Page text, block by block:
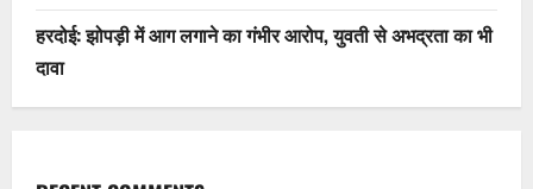
हरदोई: झोपड़ी में आग लगाने का गंभीर आरोप, युवती से अभद्रता का भी
दावा